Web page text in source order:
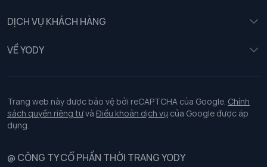
DỊCH VỤ KHÁCH HÀNG
Chính sách khách hàng thân thiết
Chính sách bảo vệ dữ liệu cá nhân
Chính sách thanh toán, giao nhận
Chính sách chất lượng và an toàn sức khoẻ nghề nghiệp
VỀ YODY
Tuyển dụng
Trang web này được bảo vệ bởi reCAPTCHA của Google. Chính
sách quyền riêng tưvà Điều khoản dịch vụ của Google được áp
dụng.
@ CÔNG TY CỔ PHẦN THỜI TRANG YODY